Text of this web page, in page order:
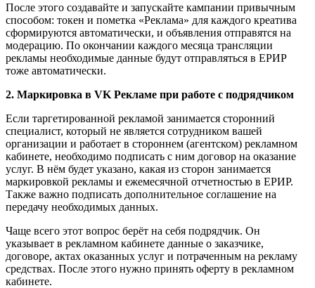
После этого создавайте и запускайте кампании привычным
способом: токен и пометка «Реклама» для каждого креатива
сформируются автоматически, и объявления отправятся на
модерацию. По окончании каждого месяца трансляции
рекламы необходимые данные будут отправляться в ЕРИР
тоже автоматически.
2. Маркировка в VK Рекламе при работе с подрядчиком
Если таргетированной рекламой занимается сторонний
специалист, который не является сотрудником вашей
организации и работает в стороннем (агентском) рекламном
кабинете, необходимо подписать с ним договор на оказание
услуг. В нём будет указано, какая из сторон занимается
маркировкой рекламы и ежемесячной отчетностью в ЕРИР.
Также важно подписать дополнительное соглашение на
передачу необходимых данных.
Чаще всего этот вопрос берёт на себя подрядчик. Он
указывает в рекламном кабинете данные о заказчике,
договоре, актах оказанных услуг и потраченным на рекламу
средствах. После этого нужно принять оферту в рекламном
кабинете.